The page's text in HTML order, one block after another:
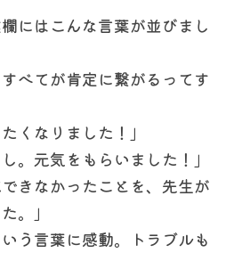
にはこんな言葉が並びまし
すべてが肯定に繋がるってす
くなりました！」
。元気をもらいました！」
できなかったことを、先生が
。」
いう言葉に感動。トラブルも